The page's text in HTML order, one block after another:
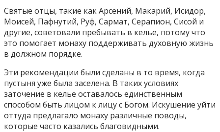
Святые отцы, такие как Арсений, Макарий, Исидор,
Моисей, Пафнутий, Руф, Сармат, Серапион, Сисой и
другие, советовали пребывать в келье, потому что
это помогает монаху поддерживать духовную жизнь
в должном порядке.
Эти рекомендации были сделаны в то время, когда
пустыня уже была заселена. В таких условиях
заточение в келье оставалось единственным
способом быть лицом к лицу с Богом. Искушение уйти
оттуда предлагало монаху различные поводы,
которые часто казались благовидными.